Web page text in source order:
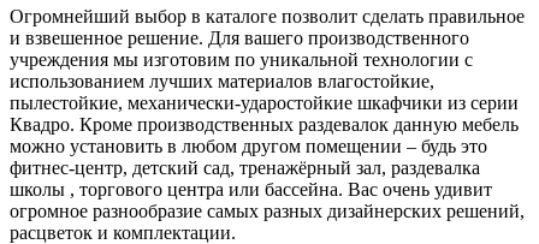
Огромнейший выбор в каталоге позволит сделать правильное
и взвешенное решение. Для вашего производственного
учреждения мы изготовим по уникальной технологии с
использованием лучших материалов влагостойкие,
пылестойкие, механически-ударостойкие шкафчики из серии
Квадро. Кроме производственных раздевалок данную мебель
можно установить в любом другом помещении – будь это
фитнес-центр, детский сад, тренажёрный зал, раздевалка
школы , торгового центра или бассейна. Вас очень удивит
огромное разнообразие самых разных дизайнерских решений,
расцветок и комплектации.